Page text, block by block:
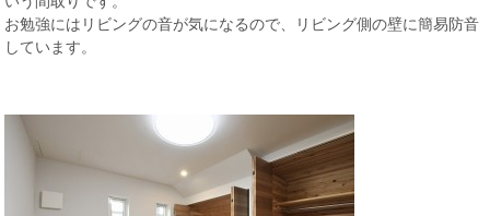
お勉強にはリビングの音が気になるので、リビング側の壁に簡易防音
しています。